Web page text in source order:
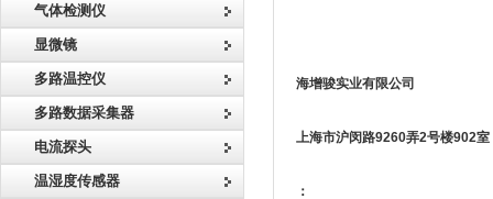
气体检测仪
显微镜
多路温控仪
多路数据采集器
电流探头
温湿度传感器
海增骏实业有限公司
上海市沪闵路9260弄2号楼902室
：